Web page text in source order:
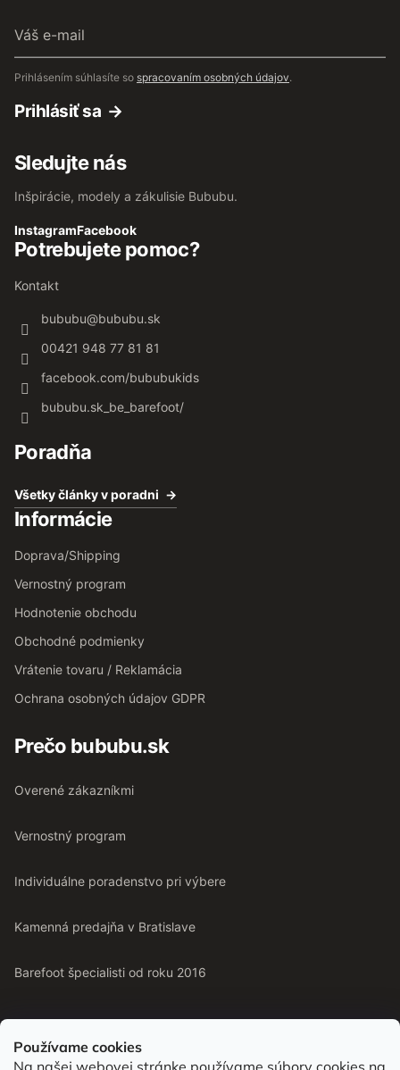
Používame cookies
Na našej webovej stránke používame súbory cookies na
e-
mail
Prihlásením súhlasíte so spracovaním osobných údajov.
Prihlásiť sa
Sledujte nás
Inšpirácie, modely a zákulisie Bububu.
InstagramFacebook
Potrebujete pomoc?
Kontakt
bububu@bububu.sk
00421 948 77 81 81
facebook.com/bububukids
bububu.sk_be_barefoot/
Poradňa
Všetky články v poradni
Informácie
Doprava/Shipping
Vernostný program
Hodnotenie obchodu
Obchodné podmienky
Vrátenie tovaru / Reklamácia
Ochrana osobných údajov GDPR
Prečo bububu.sk
Overené zákazníkmi
Vernostný program
Individuálne poradenstvo pri výbere
Kamenná predajňa v Bratislave
Barefoot špecialisti od roku 2016